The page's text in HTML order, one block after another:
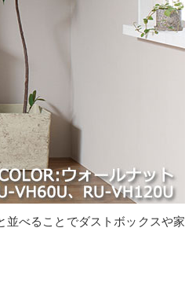
並べることでダストボックスや家